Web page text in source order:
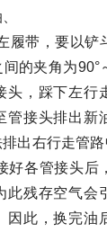
带，要以铲
的夹角为90°
头，踩下左行
管接头排出新
出右行走管路
好各管接头后
此残存空气会
因此，换完油